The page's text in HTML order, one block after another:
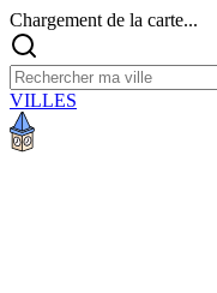
Chargement de la carte...
VILLES